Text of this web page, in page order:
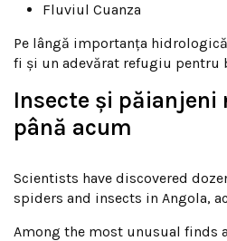
Fluviul Cuanza
Pe lângă importanța
fi și un adevărat refugiu pentru
Insecte și păianjeni
până acum
Scientists have discovered
spiders and insects in Angola,
Among the most unusual finds